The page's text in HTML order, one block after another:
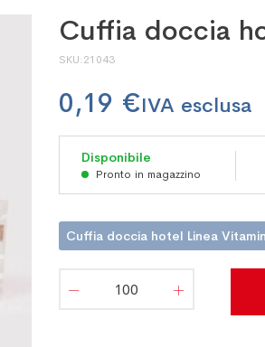
Cuffia doccia
SKU 21043
Disponibile
Pronto in magazzino
0,19 €
Cuffia doccia hotel Linea